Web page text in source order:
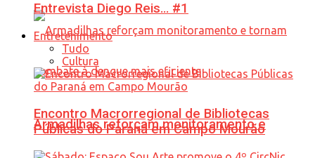
Armadilhas reforçam monitoramento e
Entrevista Diego Reis… #1
Entretenimento
Tudo
Cultura
Encontro Macrorregional de Bibliotecas
Públicas do Paraná em Campo Mourão